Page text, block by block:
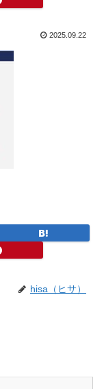
2025.09.22
hisa（ヒサ）